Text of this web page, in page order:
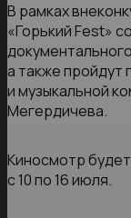
В рамках
«Горький Fest»
а также пройдут
и музыкальной
Мегердичева.
Киносмотр
с 10 по 16 июля.